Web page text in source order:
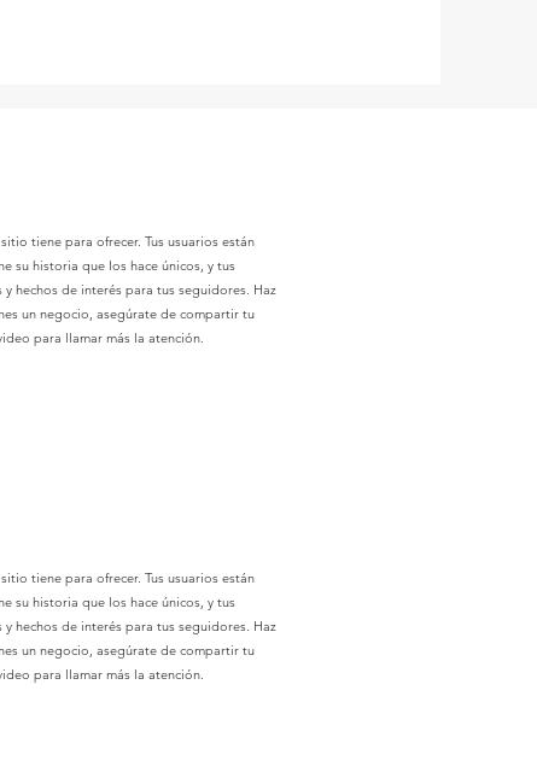
tiene para ofrecer. Tus usuarios están
su historia que los hace únicos, y tus
hechos de interés para tus seguidores. Haz
un negocio, asegúrate de compartir tu
para llamar más la atención.
tiene para ofrecer. Tus usuarios están
su historia que los hace únicos, y tus
hechos de interés para tus seguidores. Haz
un negocio, asegúrate de compartir tu
para llamar más la atención.